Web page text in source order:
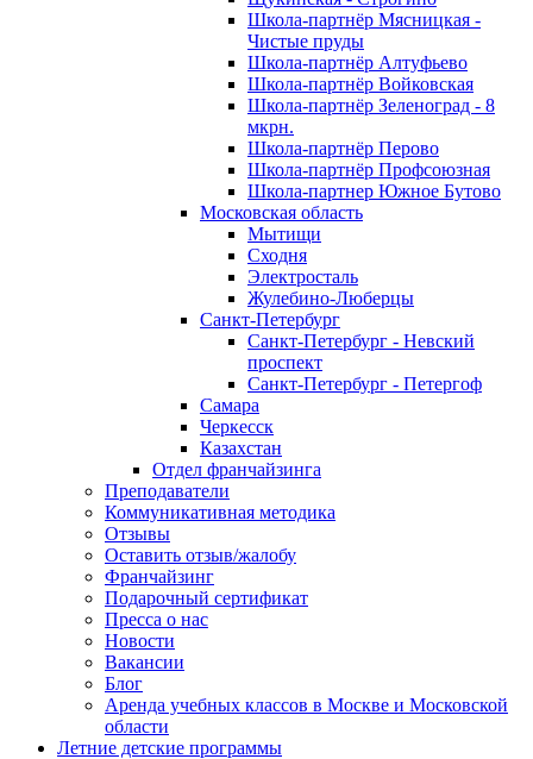
Школа-партнёр Мясницкая -
Чистые пруды
Школа-партнёр Алтуфьево
Школа-партнёр Войковская
Школа-партнёр Зеленоград - 8
мкрн.
Школа-партнёр Перово
Школа-партнёр Профсоюзная
Школа-партнер Южное Бутово
Московская область
Мытищи
Сходня
Электросталь
Жулебино-Люберцы
Санкт-Петербург
Санкт-Петербург - Невский
проспект
Санкт-Петербург - Петергоф
Самара
Черкесск
Казахстан
Отдел франчайзинга
Преподаватели
Коммуникативная методика
Отзывы
Оставить отзыв/жалобу
Франчайзинг
Подарочный сертификат
Пресса о нас
Новости
Вакансии
Блог
Аренда учебных классов в Москве и Московской
области
Летние детские программы